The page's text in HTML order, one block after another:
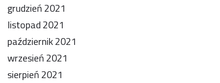
grudzień 2021
listopad 2021
październik 2021
wrzesień 2021
sierpień 2021